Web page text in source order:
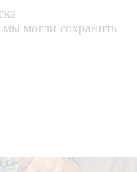
могли сохранить